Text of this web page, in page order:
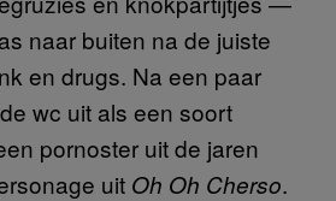
naar buiten na de juiste
en drugs. Na een paar
wc uit als een soort
pornoster uit de jaren
uit Oh Oh Cherso.